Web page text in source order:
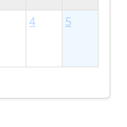
4 5